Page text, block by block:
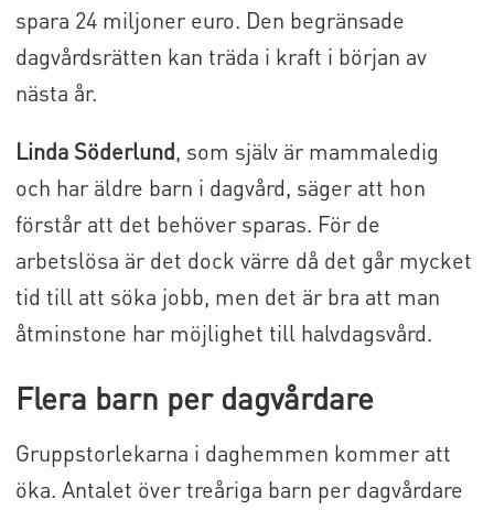
spara 24 miljoner euro. Den begränsade
dagvårdsrätten kan träda i kraft i början av
nästa år.
Linda Söderlund, som själv är mammaledig
och har äldre barn i dagvård, säger att hon
förstår att det behöver sparas. För de
arbetslösa är det dock värre då det går mycket
tid till att söka jobb, men det är bra att man
åtminstone har möjlighet till halvdagsvård.
Flera barn per dagvårdare
Gruppstorlekarna i daghemmen kommer att
öka. Antalet över treåriga barn per dagvårdare